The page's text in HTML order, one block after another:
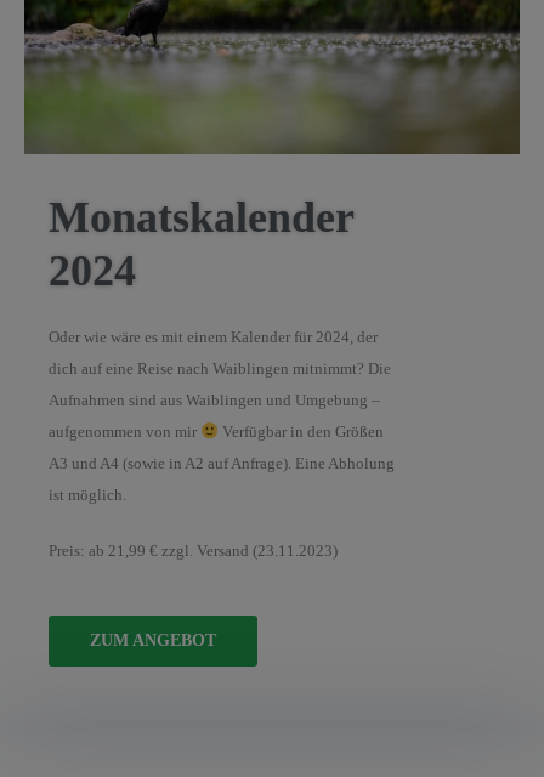
Monatskalender
2024
Oder wie wäre es mit einem Kalender für 2024, der
dich auf eine Reise nach Waiblingen mitnimmt? Die
Aufnahmen sind aus Waiblingen und Umgebung –
aufgenommen von mir
Verfügbar in den Größen
A3 und A4 (sowie in A2 auf Anfrage). Eine Abholung
ist möglich.
Preis: ab 21,99 € zzgl. Versand (23.11.2023)
ZUM ANGEBOT